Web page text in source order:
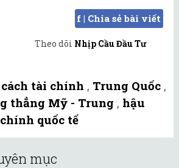
f | Chia sẻ bài viết
Theo dõi Nhịp Cầu Đầu Tư
tài chính , Trung Quốc ,
thẳng Mỹ - Trung , hậu
quốc tế
mục